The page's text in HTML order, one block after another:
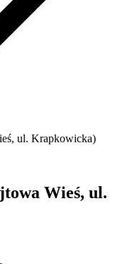
ul. Krapkowicka)
Wieś, ul.